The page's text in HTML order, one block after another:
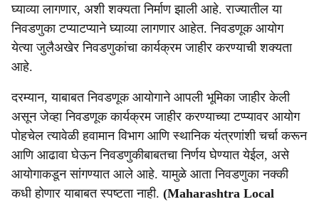
घ्याव्या लागणार, अशी शक्यता निर्माण झाली आहे. राज्यातील या
निवडणुका टप्याटप्याने घ्याव्या लागणार आहेत. निवडणूक आयोग
येत्या जुलैअखेर निवडणुकांचा कार्यक्रम जाहीर करण्याची शक्यता
आहे.
दरम्यान, याबाबत निवडणूक आयोगाने आपली भूमिका जाहीर केली
असून जेव्हा निवडणूक कार्यक्रम जाहीर करण्याच्या टप्प्यावर आयोग
पोहचेल त्यावेळी हवामान विभाग आणि स्थानिक यंत्रणांशी चर्चा करून
आणि आढावा घेऊन निवडणुकीबाबतचा निर्णय घेण्यात येईल, असे
आयोगाकडून सांगण्यात आले आहे. यामुळे आता निवडणुका नक्की
कधी होणार याबाबत स्पष्टता नाही. (Maharashtra Local